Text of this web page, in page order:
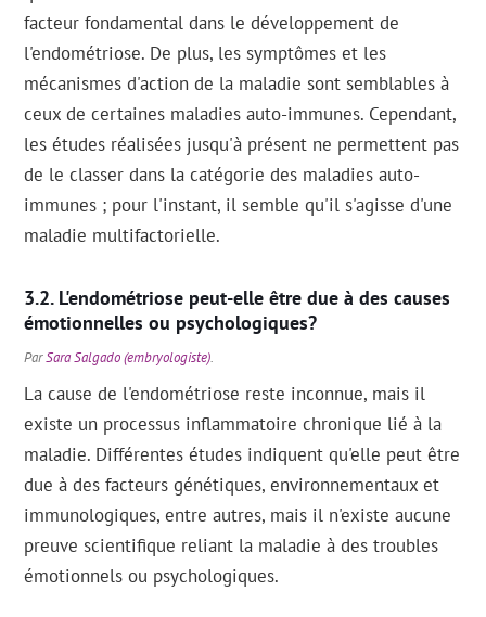
facteur fondamental dans le développement de
l'endométriose. De plus, les symptômes et les
mécanismes d'action de la maladie sont semblables à
ceux de certaines maladies auto-immunes. Cependant,
les études réalisées jusqu'à présent ne permettent pas
de le classer dans la catégorie des maladies auto-
immunes ; pour l'instant, il semble qu'il s'agisse d'une
maladie multifactorielle.
L'endométriose peut-elle être due à des causes
émotionnelles ou psychologiques?
ParSara Salgado (embryologiste).
La cause de l'endométriose reste inconnue, mais il
existe un processus inflammatoire chronique lié à la
maladie. Différentes études indiquent qu'elle peut être
due à des facteurs génétiques, environnementaux et
immunologiques, entre autres, mais il n'existe aucune
preuve scientifique reliant la maladie à des troubles
émotionnels ou psychologiques.